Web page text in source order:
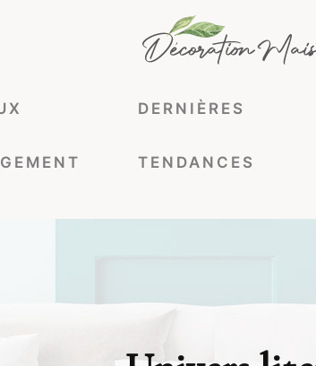
DERNIÈRES
TENDANCES